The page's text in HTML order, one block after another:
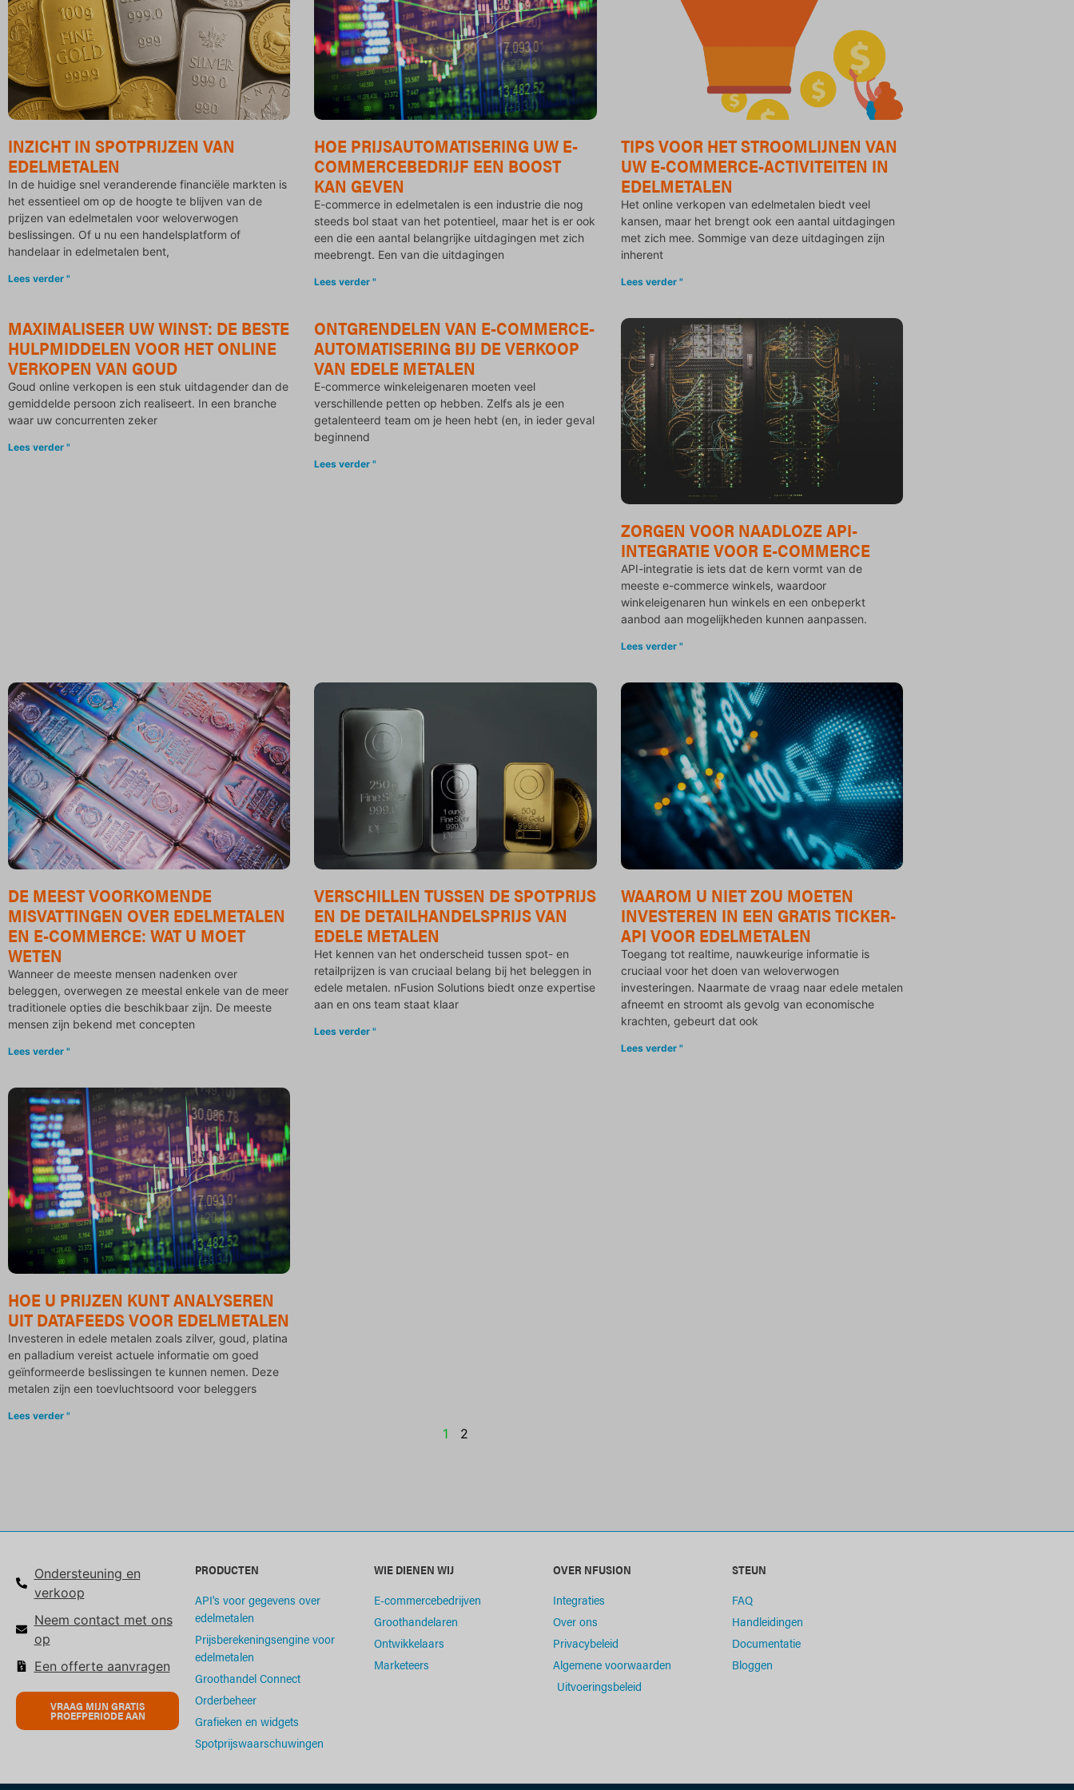
INZICHT IN SPOTPRIJZEN VAN
EDELMETALEN
In de huidige snel veranderende financiële markten is
het essentieel om op de hoogte te blijven van de
prijzen van edelmetalen voor weloverwogen
beslissingen. Of u nu een handelsplatform of
handelaar in edelmetalen bent,
Lees verder "
HOE PRIJSAUTOMATISERING UW E-
COMMERCEBEDRIJF EEN BOOST
KAN GEVEN
E-commerce in edelmetalen is een industrie die nog
steeds bol staat van het potentieel, maar het is er ook
een die een aantal belangrijke uitdagingen met zich
meebrengt. Een van die uitdagingen
Lees verder "
TIPS VOOR HET STROOMLIJNEN VAN
UW E-COMMERCE-ACTIVITEITEN IN
EDELMETALEN
Het online verkopen van edelmetalen biedt veel
kansen, maar het brengt ook een aantal uitdagingen
met zich mee. Sommige van deze uitdagingen zijn
inherent
Lees verder "
MAXIMALISEER UW WINST: DE BESTE
HULPMIDDELEN VOOR HET ONLINE
VERKOPEN VAN GOUD
Goud online verkopen is een stuk uitdagender dan de
gemiddelde persoon zich realiseert. In een branche
waar uw concurrenten zeker
Lees verder "
ONTGRENDELEN VAN E-COMMERCE-
AUTOMATISERING BIJ DE VERKOOP
VAN EDELE METALEN
E-commerce winkeleigenaren moeten veel
verschillende petten op hebben. Zelfs als je een
getalenteerd team om je heen hebt (en, in ieder geval
beginnend
Lees verder "
ZORGEN VOOR NAADLOZE API-
INTEGRATIE VOOR E-COMMERCE
API-integratie is iets dat de kern vormt van de
meeste e-commerce winkels, waardoor
winkeleigenaren hun winkels en een onbeperkt
aanbod aan mogelijkheden kunnen aanpassen.
Lees verder "
DE MEEST VOORKOMENDE
MISVATTINGEN OVER EDELMETALEN
EN E-COMMERCE: WAT U MOET
WETEN
Wanneer de meeste mensen nadenken over
beleggen, overwegen ze meestal enkele van de meer
traditionele opties die beschikbaar zijn. De meeste
mensen zijn bekend met concepten
Lees verder "
VERSCHILLEN TUSSEN DE SPOTPRIJS
EN DE DETAILHANDELSPRIJS VAN
EDELE METALEN
Het kennen van het onderscheid tussen spot- en
retailprijzen is van cruciaal belang bij het beleggen in
edele metalen. nFusion Solutions biedt onze expertise
aan en ons team staat klaar
Lees verder "
WAAROM U NIET ZOU MOETEN
INVESTEREN IN EEN GRATIS TICKER-
API VOOR EDELMETALEN
Toegang tot realtime, nauwkeurige informatie is
cruciaal voor het doen van weloverwogen
investeringen. Naarmate de vraag naar edele metalen
afneemt en stroomt als gevolg van economische
krachten, gebeurt dat ook
Lees verder "
HOE U PRIJZEN KUNT ANALYSEREN
UIT DATAFEEDS VOOR EDELMETALEN
Investeren in edele metalen zoals zilver, goud, platina
en palladium vereist actuele informatie om goed
geïnformeerde beslissingen te kunnen nemen. Deze
metalen zijn een toevluchtsoord voor beleggers
Lees verder "
1 2
Ondersteuning en
verkoop
Neem contact met ons
op
Een offerte aanvragen
VRAAG MIJN GRATIS
PROEFPERIODE AAN
PRODUCTEN
API's voor gegevens over
edelmetalen
Prijsberekeningsengine voor
edelmetalen
Groothandel Connect
Orderbeheer
Grafieken en widgets
Spotprijswaarschuwingen
WIE DIENEN WIJ
E-commercebedrijven
Groothandelaren
Ontwikkelaars
Marketeers
OVER NFUSION
Integraties
Over ons
Privacybeleid
Algemene voorwaarden
Uitvoeringsbeleid
STEUN
FAQ
Handleidingen
Documentatie
Bloggen